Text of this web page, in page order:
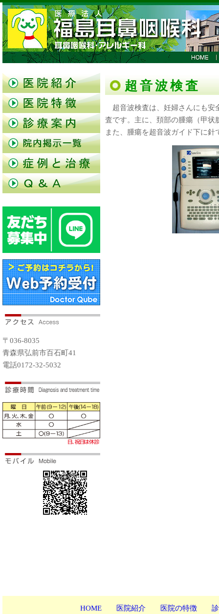
〒036-8035
青森県弘前市百石町41
電話0172-32-5032
超音波検査
超音波検査は、妊婦さんにも安
査です。主に、頚部の腫瘍（甲
また、腫瘍を超音波ガイド下に
HOME 医院紹介 医院の特徴